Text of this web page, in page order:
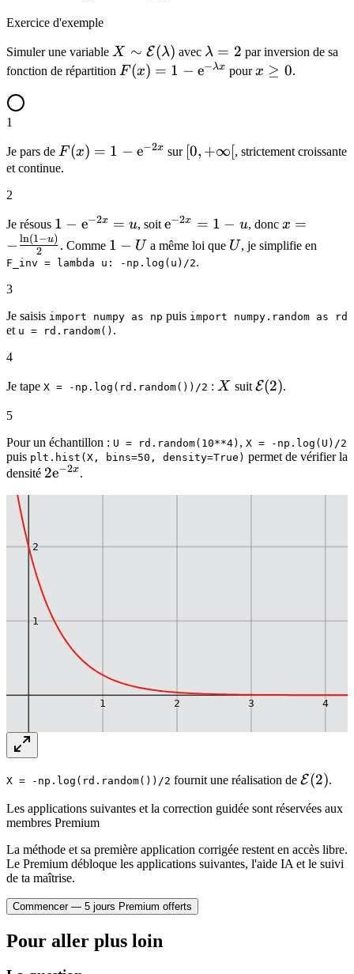
Exercice d'exemple
Simuler une variable X\sim\mathcal{E}
(\lambda)
X ∼ E(λ) avec \lambda
= 2
λ = 2 par inversion de sa
fonction de répartition F(x) = 1 -
F (x) = 1 − e−λx pourx\geq
x ≥ 0.
1
Je pars de F(x) = 1 -
\mathrm{e}^{-2x}
F (x) = 1 − e−2x sur [0,+\infty[
[0, +∞[, strictement croissante
et continue.
2
Je résous 1 -
\mathrm{e}^{-2x}
= u
1 − e−2x = u, soit\mathrm{e}^{-2x}
= 1-u
e−2x = 1 − u, donc x = -
x =
−
2
ln(1−u) . Comme 1-
U
1 − U a même loi que U
U, je simplifie en
F_inv = lambda u: -np.log(u)/2.
3
Je saisis import numpy as np puis import numpy.random as rd
et u = rd.random() .
4
Je tape X = -np.log(rd.random())/2 : X
X suit \mathcal{E}
E(2).
5
Pour un échantillon : U = rd.random(10**4) , X = -np.log(U)/2
puis plt.hist(X, bins=50, density=True) permet de vérifier la
densité 2\mathrm{e}^{-2x}
2e−2x.
1 2 3 4
-2
1
2
3
X = -np.log(rd.random())/2 fournit une réalisation de E(2).
Les applications suivantes et la correction guidée sont réservées aux
membres Premium
La méthode et sa première application corrigée restent en accès libre.
Le Premium débloque les applications suivantes, l'aide IA et le suivi
de ta maîtrise.
Commencer — 5 jours Premium offerts
Pour aller plus loin